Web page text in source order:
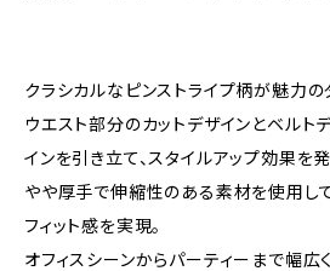
クラシカルなピンストライプ柄が魅力の
ウエスト部分のカットデザインとベルト
インを引き立て、スタイルアップ効果を発
やや厚手で伸縮性のある素材を使用し
フィット感を実現。
オフィスシーンからパーティーまで幅広